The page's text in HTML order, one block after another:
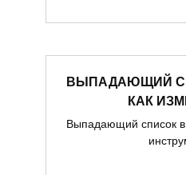
ВЫПАДАЮЩИЙ
КАК
Выпадающий список